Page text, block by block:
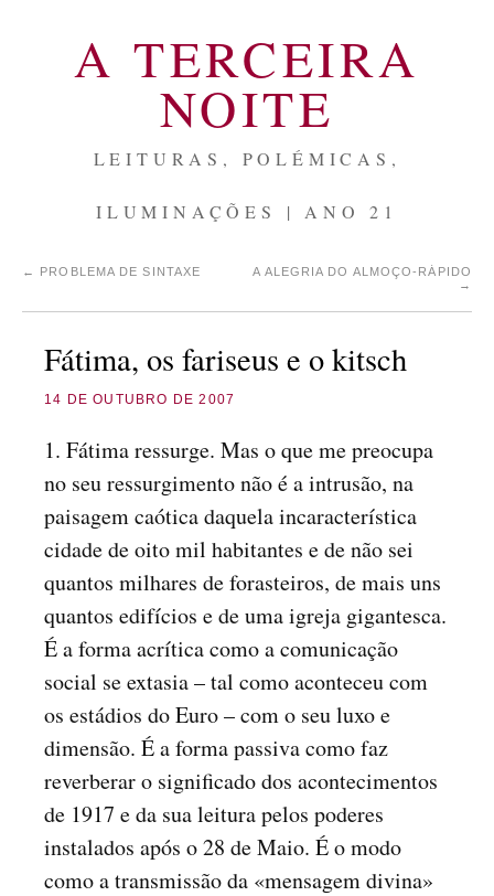
A TERCEIRA
NOITE
LEITURAS, POLÉMICAS,
ILUMINAÇÕES | ANO 21
← PROBLEMA DE SINTAXE
A ALEGRIA DO ALMOÇO-RÁPIDO
→
Fátima, os fariseus e o kitsch
14 DE OUTUBRO DE 2007
1. Fátima ressurge. Mas o que me preocupa
no seu ressurgimento não é a intrusão, na
paisagem caótica daquela incaracterística
cidade de oito mil habitantes e de não sei
quantos milhares de forasteiros, de mais uns
quantos edifícios e de uma igreja gigantesca.
É a forma acrítica como a comunicação
social se extasia – tal como aconteceu com
os estádios do Euro – com o seu luxo e
dimensão. É a forma passiva como faz
reverberar o significado dos acontecimentos
de 1917 e da sua leitura pelos poderes
instalados após o 28 de Maio. É o modo
como a transmissão da «mensagem divina»